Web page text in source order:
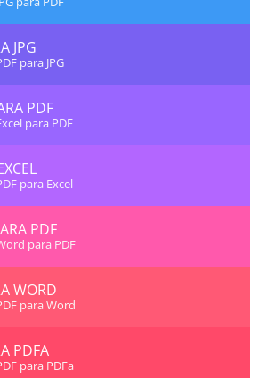
JPG
para JPG
PDF
para PDF
para Excel
PDF
para PDF
WORD
para Word
PDFA
para PDFa